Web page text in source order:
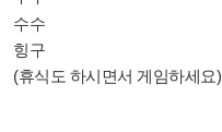
수수
힝구
(휴식도 하시면서 게임하세요)